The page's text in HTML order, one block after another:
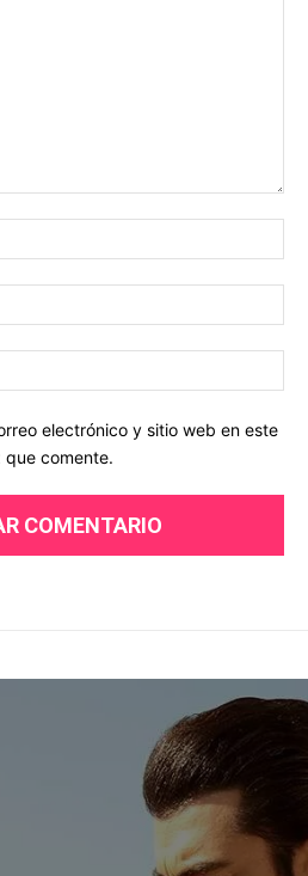
electrónico y sitio web en este
comente.